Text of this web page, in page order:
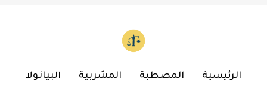
الرئيسية المصطبة المشربية البيانولا